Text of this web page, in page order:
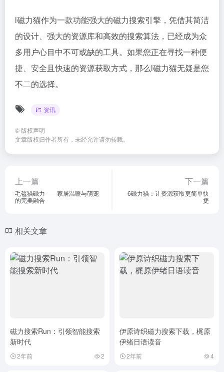
l磁力猫作为一款功能强大的磁力搜索引擎 ，凭借其简洁
的设计、强大的资源库和高效的搜索算法，已经成为众
多用户心目中不可或缺的工具。如果您正在寻找一种便
捷、安全且快速的资源获取方式，那么l磁力猫无疑是您
不二的选择。
资讯
© 版权声明
文章版权归作者所有，未经允许请勿转载。
上一篇
毛毯猫磁力——家居温暖与萌宠
的完美融合
下一篇
6磁力猫：让资源获取更简单快
捷
相关文章
磁力搜索Run：引领智能搜索
新时代
2年前 2
伊原诗织磁力搜索下载，梶原
伊绪日语读音
2年前 4